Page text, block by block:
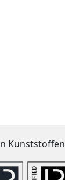
Kunststoffen